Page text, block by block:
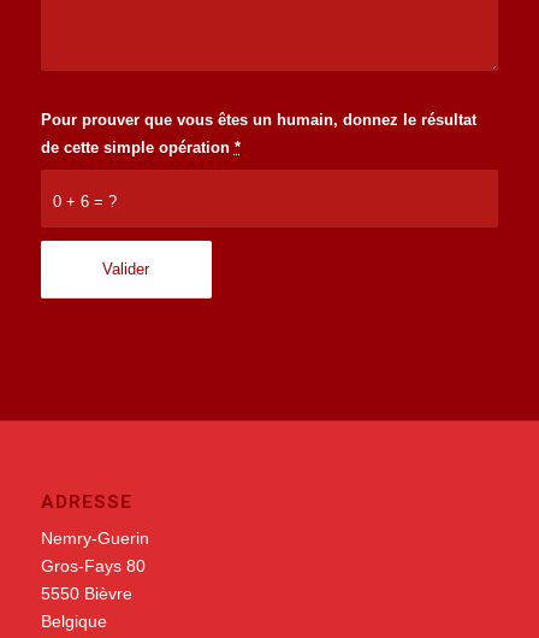
0 + 6 = ?
Pour prouver que vous êtes un humain, donnez le résultat
de cette simple opération *
ADRESSE
Nemry-Guerin
Gros-Fays 80
5550 Bièvre
Belgique